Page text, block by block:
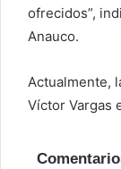
ofrecidos”,
Anauco.
Actualmente,
Víctor Vargas